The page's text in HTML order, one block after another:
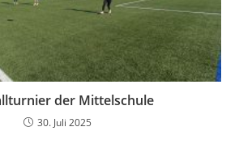
der Mittelschule
30. Juli 2025